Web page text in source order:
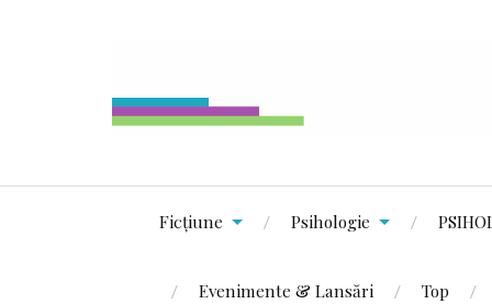
Ficțiune Psihologie
Evenimente & Lansări Top